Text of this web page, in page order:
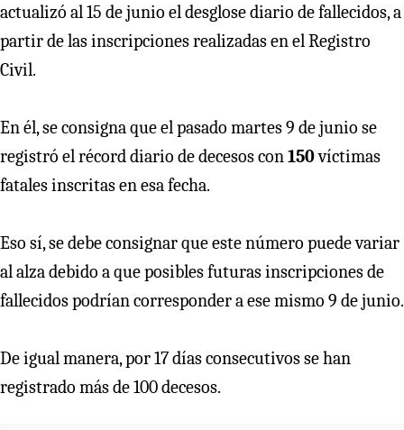
actualizó al 15 de junio el desglose diario de fallecidos, a
partir de las inscripciones realizadas en el Registro
Civil.
En él, se consigna que el pasado martes 9 de junio se
registró el récord diario de decesos con150víctimas
fatales inscritas en esa fecha.
Eso sí, se debe consignar que este número puede variar
al alza debido a que posibles futuras inscripciones de
fallecidos podrían corresponder a ese mismo 9 de junio.
De igual manera, por 17 días consecutivos se han
registrado más de 100 decesos.